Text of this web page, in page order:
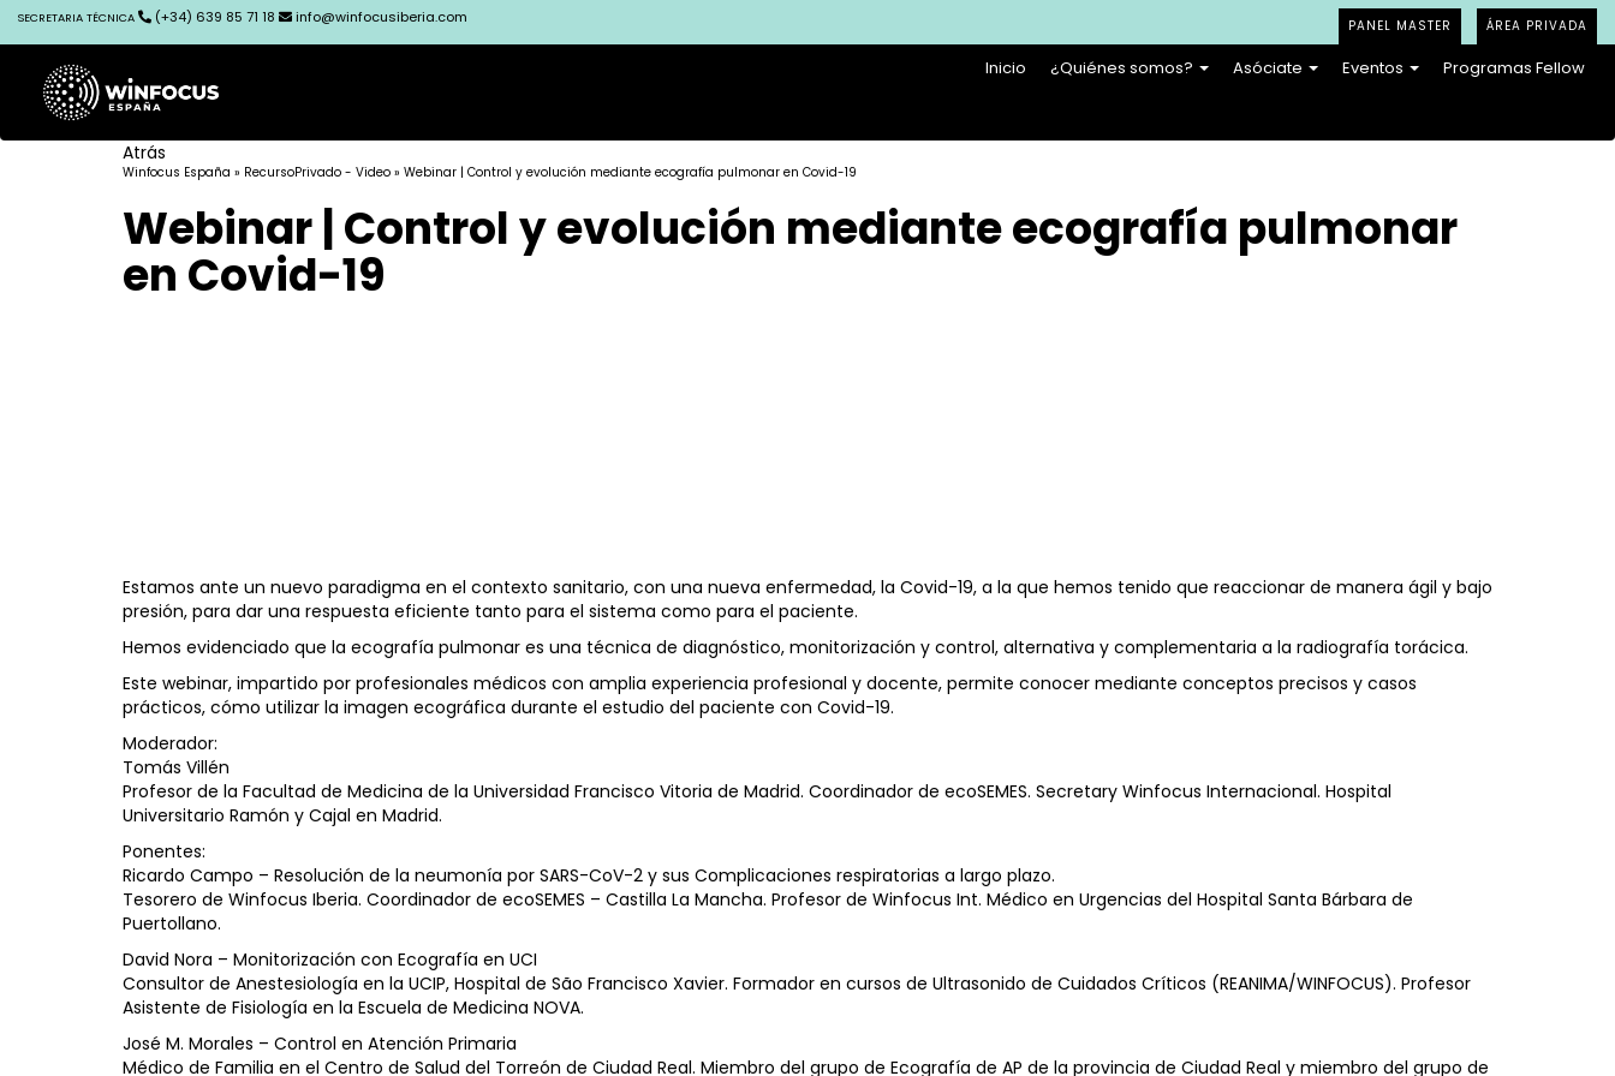
SECRETARIA TÉCNICA (+34) 639 85 71 18 info@winfocusiberia.com PANEL MASTER ÁREA PRIVADA
Inicio ¿Quiénes somos? Asóciate Eventos Programas Fellow
Atrás
Winfocus España » RecursoPrivado - Video » Webinar | Control y evolución mediante ecografía pulmonar en Covid-19
Webinar | Control y evolución mediante ecografía pulmonar
en Covid-19
Estamos ante un nuevo paradigma en el contexto sanitario, con una nueva enfermedad, la Covid-19, a la que hemos tenido que reaccionar de manera ágil y bajo
presión, para dar una respuesta eficiente tanto para el sistema como para el paciente.
Hemos evidenciado que la ecografía pulmonar es una técnica de diagnóstico, monitorización y control, alternativa y complementaria a la radiografía torácica.
Este webinar, impartido por profesionales médicos con amplia experiencia profesional y docente, permite conocer mediante conceptos precisos y casos
prácticos, cómo utilizar la imagen ecográfica durante el estudio del paciente con Covid-19.
Moderador:
Tomás Villén
Profesor de la Facultad de Medicina de la Universidad Francisco Vitoria de Madrid. Coordinador de ecoSEMES. Secretary Winfocus Internacional. Hospital
Universitario Ramón y Cajal en Madrid.
Ponentes:
Ricardo Campo – Resolución de la neumonía por SARS-CoV-2 y sus Complicaciones respiratorias a largo plazo.
Tesorero de Winfocus Iberia. Coordinador de ecoSEMES – Castilla La Mancha. Profesor de Winfocus Int. Médico en Urgencias del Hospital Santa Bárbara de
Puertollano.
David Nora – Monitorización con Ecografía en UCI
Consultor de Anestesiología en la UCIP, Hospital de São Francisco Xavier. Formador en cursos de Ultrasonido de Cuidados Críticos (REANIMA/WINFOCUS). Profesor
Asistente de Fisiología en la Escuela de Medicina NOVA.
José M. Morales – Control en Atención Primaria
Médico de Familia en el Centro de Salud del Torreón de Ciudad Real. Miembro del grupo de Ecografía de AP de la provincia de Ciudad Real y miembro del grupo de